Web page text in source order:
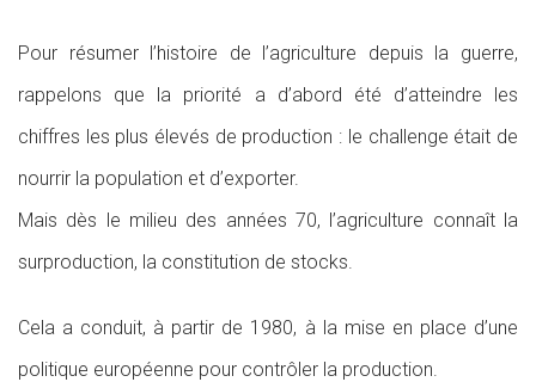
Pour résumer l’histoire de l’agriculture depuis la guerre,
rappelons que la priorité a d’abord été d’atteindre les
chiffres les plus élevés de production : le challenge était de
nourrir la population et d’exporter.
Mais dès le milieu des années 70, l’agriculture connaît la
surproduction, la constitution de stocks.
Cela a conduit, à partir de 1980, à la mise en place d’une
politique européenne pour contrôler la production.